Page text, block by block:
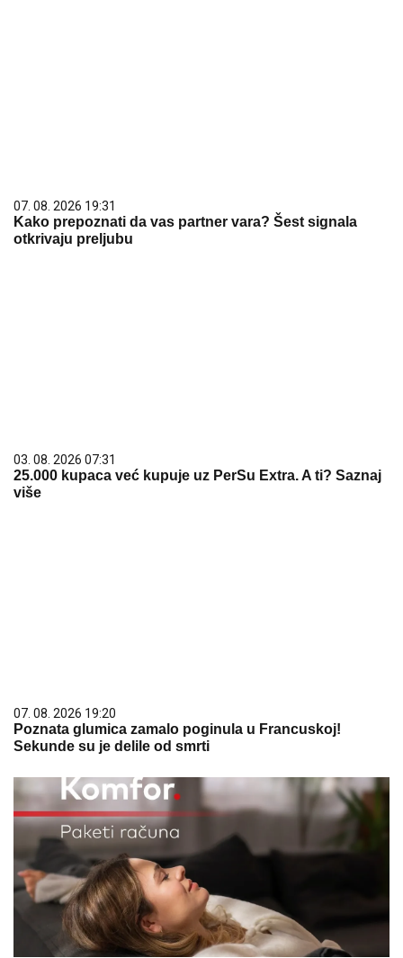
07. 08. 2026 19:31
Kako prepoznati da vas partner vara? Šest signala
otkrivaju preljubu
03. 08. 2026 07:31
25.000 kupaca već kupuje uz PerSu Extra. A ti? Saznaj
više
07. 08. 2026 19:20
Poznata glumica zamalo poginula u Francuskoj!
Sekunde su je delile od smrti